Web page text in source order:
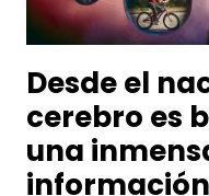
Desde el
cerebro es
una